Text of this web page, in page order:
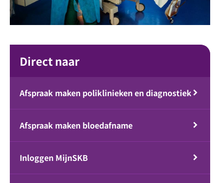
Direct naar
Afspraak maken poliklinieken en diagnostiek
Afspraak maken bloedafname
Inloggen MijnSKB